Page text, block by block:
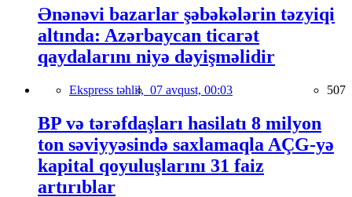
Ənənəvi bazarlar şəbəkələrin təzyiqi
altında: Azərbaycan ticarət
qaydalarını niyə dəyişməlidir
Ekspress təhlil, 07 avqust, 00:03 507
BP və tərəfdaşları hasilatı 8 milyon
ton səviyyəsində saxlamaqla AÇG-yə
kapital qoyuluşlarını 31 faiz
artırıblar